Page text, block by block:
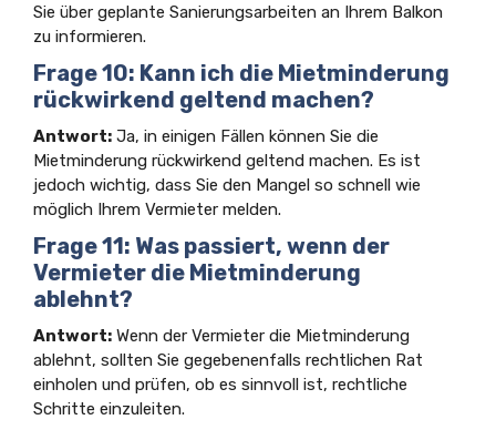
Sie über geplante Sanierungsarbeiten an Ihrem Balkon
zu informieren.
Frage 10: Kann ich die Mietminderung
rückwirkend geltend machen?
Antwort: Ja, in einigen Fällen können Sie die
Mietminderung rückwirkend geltend machen. Es ist
jedoch wichtig, dass Sie den Mangel so schnell wie
möglich Ihrem Vermieter melden.
Frage 11: Was passiert, wenn der
Vermieter die Mietminderung
ablehnt?
Antwort: Wenn der Vermieter die Mietminderung
ablehnt, sollten Sie gegebenenfalls rechtlichen Rat
einholen und prüfen, ob es sinnvoll ist, rechtliche
Schritte einzuleiten.